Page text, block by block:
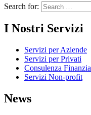
Search for:
I Nostri Servizi
Servizi per Aziende
Servizi per Privati
Consulenza
Servizi Non-profit
News